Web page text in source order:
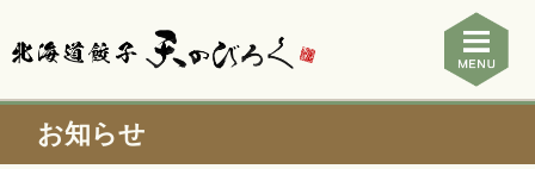
お知らせ